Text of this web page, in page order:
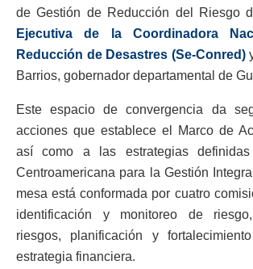
de Gestión de Reducción del Riesgo
Ejecutiva de la Coordinadora
Reducción de Desastres (Se-Conred)
Barrios, gobernador departamental de
Este espacio de convergencia da
acciones que establece el Marco de
así como a las estrategias
Centroamericana para la Gestión
mesa está conformada por cuatro
identificación y monitoreo de
riesgos, planificación y
estrategia financiera.